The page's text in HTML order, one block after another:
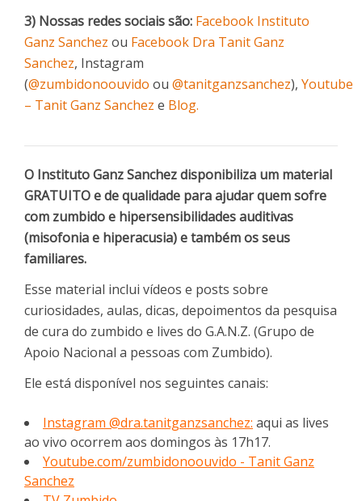
3) Nossas redes sociais são: Facebook Instituto
Ganz Sanchez ou Facebook Dra Tanit Ganz
Sanchez, Instagram
(@zumbidonoouvido ou @tanitganzsanchez), Youtube
– Tanit Ganz Sanchez e Blog.
O Instituto Ganz Sanchez disponibiliza um material
GRATUITO e de qualidade para ajudar quem sofre
com zumbido e hipersensibilidades auditivas
(misofonia e hiperacusia) e também os seus
familiares.
Esse material inclui vídeos e posts sobre
curiosidades, aulas, dicas, depoimentos da pesquisa
de cura do zumbido e lives do G.A.N.Z. (Grupo de
Apoio Nacional a pessoas com Zumbido).
Ele está disponível nos seguintes canais:
Instagram @dra.tanitganzsanchez: aqui as lives
ao vivo ocorrem aos domingos às 17h17.
Youtube.com/zumbidonoouvido - Tanit Ganz
Sanchez